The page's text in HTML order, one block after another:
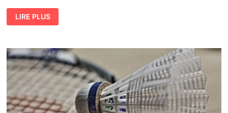
L’HISTOIRE
DU
BADMINTON
ORIGINES
À
L’OLYMPISME
LIRE PLUS